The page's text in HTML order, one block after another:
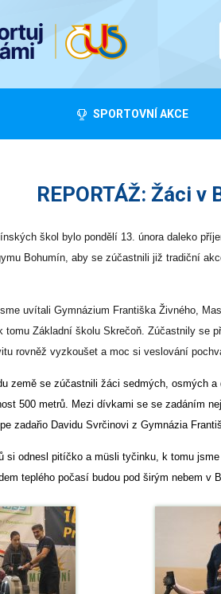
SPORTOVNÍ AKCE
REPORTÁŽ: Žáci
škol bylo pondělí 13. února daleko
Bohumín, aby se zúčastnili již tradiční
uvítali Gymnázium Františka Živného,
tomu Základní školu Skrečoň. Zúčastnily se
rovněž vyzkoušet a moc si veslování
země se zúčastnili žáci sedmých, osmých
500 metrů. Mezi dívkami se se zadáním
zadařio Davidu Svrčinovi z Gymnázia
si odnesl pitíčko a müsli tyčinku, k tomu
teplého počasí budou pod širým nebem v